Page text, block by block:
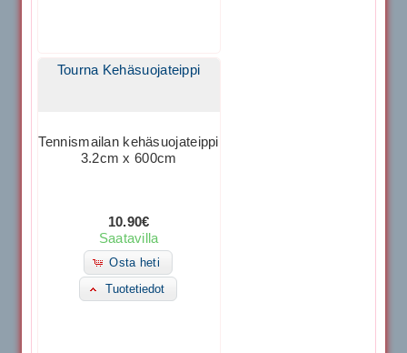
Tourna Kehäsuojateippi
Tennismailan kehäsuojateippi
3.2cm x 600cm
10.90€
Saatavilla
Osta heti
Tuotetiedot